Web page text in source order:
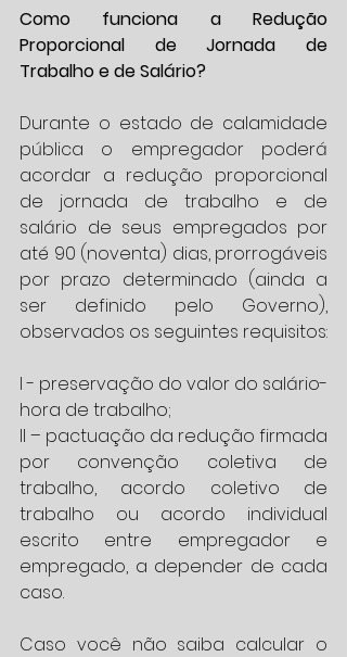
Como funciona a Redução
Proporcional de Jornada de
Trabalho e de Salário?
Durante o estado de calamidade
pública o empregador poderá
acordar a redução proporcional
de jornada de trabalho e de
salário de seus empregados por
até 90 (noventa) dias, prorrogáveis
por prazo determinado (ainda a
ser definido pelo Governo),
observados os seguintes requisitos:
I - preservação do valor do salário-
hora de trabalho;
II – pactuação da redução firmada
por convenção coletiva de
trabalho, acordo coletivo de
trabalho ou acordo individual
escrito entre empregador e
empregado, a depender de cada
caso.